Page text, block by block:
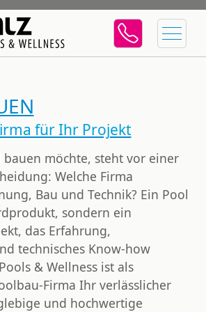
für Ihr Projekt
möchte, steht vor einer
Welche Firma
Bau und Technik? Ein Pool
sondern ein
das Erfahrung,
technisches Know-how
& Wellness ist als
Firma Ihr verlässlicher
und hochwertige